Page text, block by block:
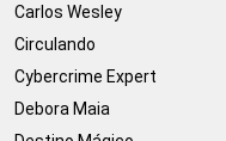
Carlos Wesley
Circulando
Cybercrime Expert
Debora Maia